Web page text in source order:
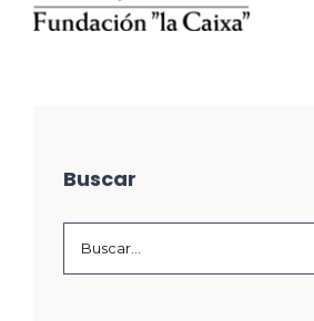
Buscar